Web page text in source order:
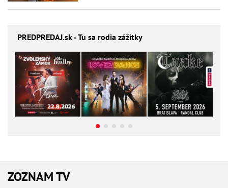
PREDPREDAJ.sk - Tu sa rodia zážitky
ZOZNAM TV